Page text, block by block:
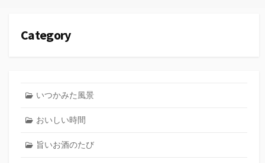
Category
いつかみた風景
おいしい時間
旨いお酒のたび